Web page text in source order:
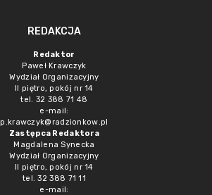
REDAKCJA
Redaktor
Paweł Krawczyk
Wydział Organizacyjny
II piętro, pokój nr 14
tel. 32 388 71 48
e-mail:
p.krawczyk@radzionkow.pl
Zastępca Redaktora
Magdalena Synecka
Wydział Organizacyjny
II piętro, pokój nr 14
tel. 32 388 71 11
e-mail: